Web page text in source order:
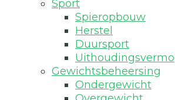
Sport
Spieropbouw
Herstel
Duursport
Gewichtsbeheersing
Ondergewicht